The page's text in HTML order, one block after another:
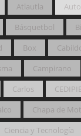
Atlautla
Básquetbol
Box
Campirano
Carlos
Chapa de
Ciencia y Tecnología